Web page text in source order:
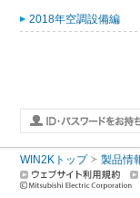
2018年空調設備編
WIN2Kトップ 製品情